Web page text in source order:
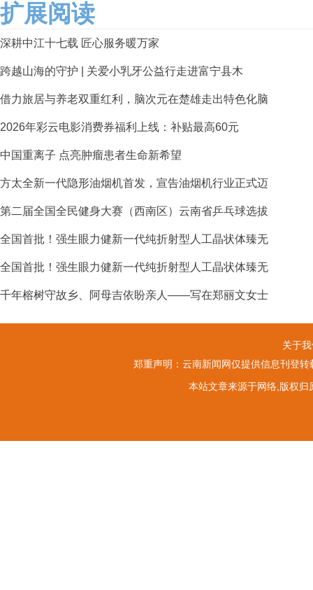
扩展阅读
深耕中江十七载 匠心服务暖万家
跨越山海的守护 | 关爱小乳牙公益行走进富宁县木
借力旅居与养老双重红利，脑次元在楚雄走出特色化脑
2026年彩云电影消费券福利上线：补贴最高60元
中国重离子 点亮肿瘤患者生命新希望
方太全新一代隐形油烟机首发，宣告油烟机行业正式迈
第二届全国全民健身大赛（西南区）云南省乒乓球选拔
全国首批！强生眼力健新一代纯折射型人工晶状体臻无
全国首批！强生眼力健新一代纯折射型人工晶状体臻无
千年榕树守故乡、阿母吉依盼亲人——写在郑丽文女士
关于
郑重声明：云南新闻网仅提供信息刊登
本站文章来源于网络,版权